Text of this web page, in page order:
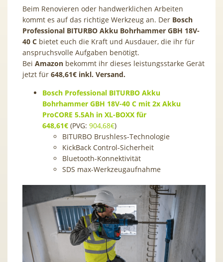
Beim Renovieren oder handwerklichen Arbeiten
kommt es auf das richtige Werkzeug an. Der Bosch
Professional BITURBO Akku Bohrhammer GBH 18V-
40 C bietet euch die Kraft und Ausdauer, die ihr für
anspruchsvolle Aufgaben benötigt.
Bei Amazon bekommt ihr dieses leistungsstarke Gerät
jetzt für 648,61€ inkl. Versand.
Bosch Professional BITURBO Akku
Bohrhammer GBH 18V-40 C mit 2x Akku
ProCORE 5.5Ah in XL-BOXX für
648,61€ (PVG: 904,68€)
BITURBO Brushless-Technologie
KickBack Control-Sicherheit
Bluetooth-Konnektivität
SDS max-Werkzeugaufnahme